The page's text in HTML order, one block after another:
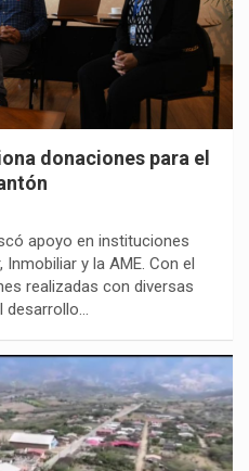
donaciones para el
apoyo en instituciones
y la AME. Con el
realizadas con diversas
desarrollo…